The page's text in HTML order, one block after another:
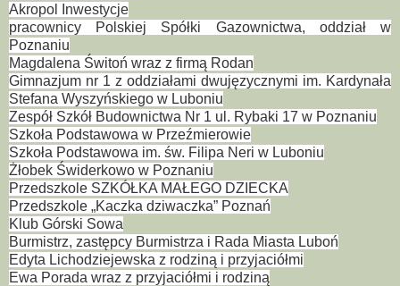
Akropol Inwestycje
pracownicy Polskiej Spółki Gazownictwa, oddział w
Poznaniu
Magdalena Świtoń wraz z firmą Rodan
Gimnazjum nr 1 z oddziałami dwujęzycznymi im. Kardynała
Stefana Wyszyńskiego w Luboniu
Zespół Szkół Budownictwa Nr 1 ul. Rybaki 17 w Poznaniu
Szkoła Podstawowa w Przeźmierowie
Szkoła Podstawowa im. św. Filipa Neri w Luboniu
Żłobek Świderkowo w Poznaniu
Przedszkole SZKÓŁKA MAŁEGO DZIECKA
Przedszkole „Kaczka dziwaczka” Poznań
Klub Górski Sowa
Burmistrz, zastępcy Burmistrza i Rada Miasta Luboń
Edyta Lichodziejewska z rodziną i przyjaciółmi
Ewa Porada wraz z przyjaciółmi i rodziną